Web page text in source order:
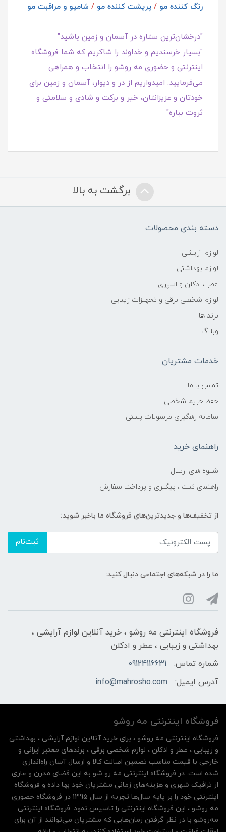
رنگ کننده مو / پرپشت کننده مو / شامپو و مراقبت مو
"درخشان‌ترین ستاره در آسمان و زمین باشید"
"بسیار خرسندیم و خداوند را شاکریم که شما فروشگاه
اینترنتی و حضوری مه روشو را انتخاب و همراهی
می‌فرمایید. امیدواریم از در و دیوار، آسمان و زمین برای
خودتان و عزیزانتان، خیر و برکت و شادی و سلامتی و
ثروت بباره"
برگشت به بالا
دسته بندی محصولات
لوازم آرایشی
لوازم بهداشتی
عطر ، ادکلن و اسپری
لوازم شخصی برقی و تجهیزات زیبایی
برند ها
وبلاگ
خدمات مشتریان
تماس با ما
حفظ حریم شخصی
سامانه رهگیری مرسولات پستی
راهنمای خرید
شیوه های ارسال
راهنمای ثبت ، پیگیری و پرداخت سفارش
از تخفیف‌ها و جدیدترین‌های فروشگاه ما باخبر شوید:
ثبت‌نام
ما را در شبکه‌های اجتماعی دنبال کنید:
فروشگاه اینترنتی مه‌ رو‌شو ، خرید آنلاین لوازم آرایشی ،
بهداشتی و زیبایی ، عطر و ادکلن
شماره تماس:
09124116631
آدرس ایمیل:
info@mahrosho.com
فروشگاه اینترنتی مه‌ رو‌شو
فروشگاه اینترنتی مه‌ رو‌شو ، برای خرید آنلاین لوازم آرایشی ، بهداشتی
و زیبایی ، عطر و ادکلن ، لوازم شخصی برقی ، برندهای معتبر ایرانی و
خارجی با قیمت مناسب تضمین اصالت کالا و ارسال آسان راه‌اندازی
شده است. در فروشگاه اینترنتی مه رو شو به این فضای مدرن و عاری
از ترافیک شهری و هزینه‌های زمانی مشتریان خود بها داده و فروشگاه
اینترنتی خود را بر پایه سال‌ها تجربه از سال 1395 در فروشگاه حضوری
مه روشو ، این فروشگاه اینترنتی را تاسیس نمود. فروشگاه اینترنتی
مه‌رو‌شو با در نظر گرفتن زمان‌هایی که مشتریان می‌توانند از آن‌ برای